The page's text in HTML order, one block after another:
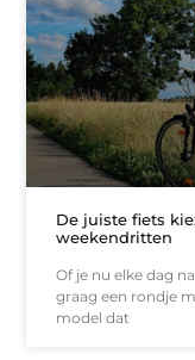
De juiste fiets
weekendritten
Of je nu elke dag
graag een rondje
model dat